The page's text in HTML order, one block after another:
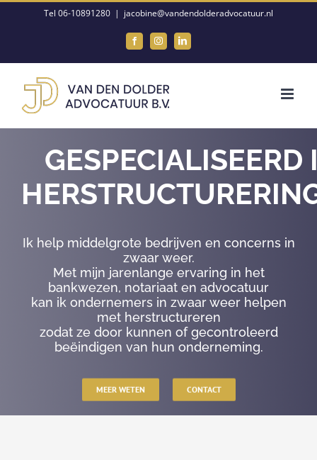
Tel 06-10891280 | jacobine@vandendolderadvocatuur.nl
FacebookInstagramLinkedIn
GESPECIALISEERD
Ik help middelgrote bedrijven en concerns in
zwaar weer.
Met mijn jarenlange ervaring in het
bankwezen, notariaat en advocatuur
kan ik ondernemers in zwaar weer helpen
met herstructureren
zodat ze door kunnen of gecontroleerd
beëindigen van hun onderneming.
MEER WETEN CONTACT